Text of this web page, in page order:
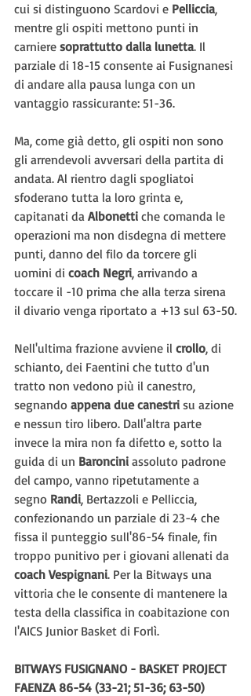
cui si distinguono Scardovi e Pelliccia,
mentre gli ospiti mettono punti in
carniere soprattutto dalla lunetta. Il
parziale di 18-15 consente ai Fusignanesi
di andare alla pausa lunga con un
vantaggio rassicurante: 51-36.
Ma, come già detto, gli ospiti non sono
gli arrendevoli avversari della partita di
andata. Al rientro dagli spogliatoi
sfoderano tutta la loro grinta e,
capitanati da Albonetti che comanda le
operazioni ma non disdegna di mettere
punti, danno del filo da torcere gli
uomini di coach Negri, arrivando a
toccare il -10 prima che alla terza sirena
il divario venga riportato a +13 sul 63-50.
Nell'ultima frazione avviene il crollo, di
schianto, dei Faentini che tutto d'un
tratto non vedono più il canestro,
segnando appena due canestri su azione
e nessun tiro libero. Dall'altra parte
invece la mira non fa difetto e, sotto la
guida di un Baroncini assoluto padrone
del campo, vanno ripetutamente a
segno Randi, Bertazzoli e Pelliccia,
confezionando un parziale di 23-4 che
fissa il punteggio sull'86-54 finale, fin
troppo punitivo per i giovani allenati da
coach Vespignani. Per la Bitways una
vittoria che le consente di mantenere la
testa della classifica in coabitazione con
l'AICS Junior Basket di Forlì.
BITWAYS FUSIGNANO - BASKET PROJECT
FAENZA 86-54 (33-21; 51-36; 63-50)